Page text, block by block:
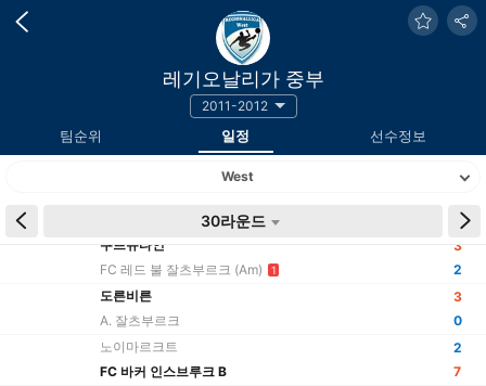
레기오날리가 중부
2011-2012
팀순위 일정 선수정보
West
30라운드 결과
쿠프슈타인
FC 레드 불 잘츠부르크 (Am)
1
3
2
도른비른
A. 잘츠부르크
3
0
노이마르크트
FC 바커 인스브루크 B
2
7